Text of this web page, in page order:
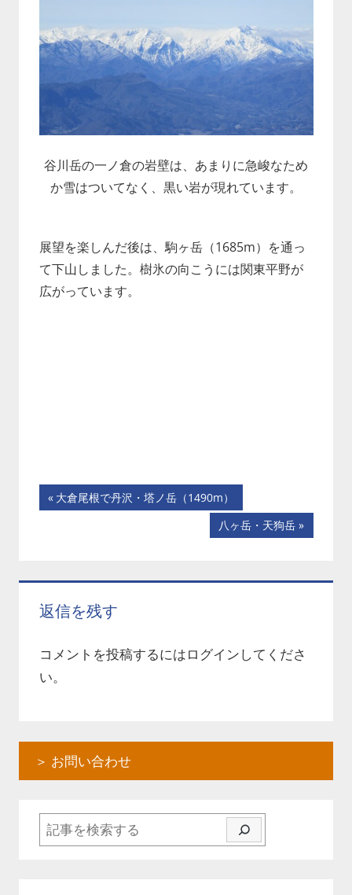
谷川岳の一ノ倉の岩壁は、あまりに急峻なため
か雪はついてなく、黒い岩が現れています。
展望を楽しんだ後は、駒ヶ岳（1685m）を通っ
て下山しました。樹氷の向こうには関東平野が
広がっています。
投
ビ
ゲ
ー
シ
ン
前
の
大倉尾根で丹沢・塔ノ岳（1490m）
次
の
事:
八ヶ岳・天狗岳
返信を残す
コメントを投稿するにはログインしてくださ
い。
＞ お問い合わせ
検索